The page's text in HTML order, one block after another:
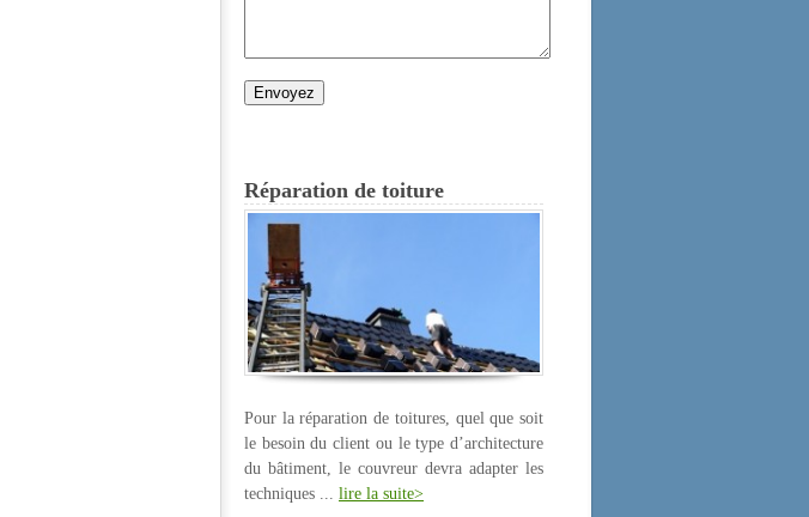
Réparation de toiture
Pour la réparation de toitures, quel que soit
le besoin du client ou le type d’architecture
du bâtiment, le couvreur devra adapter les
techniques ... lire la suite>